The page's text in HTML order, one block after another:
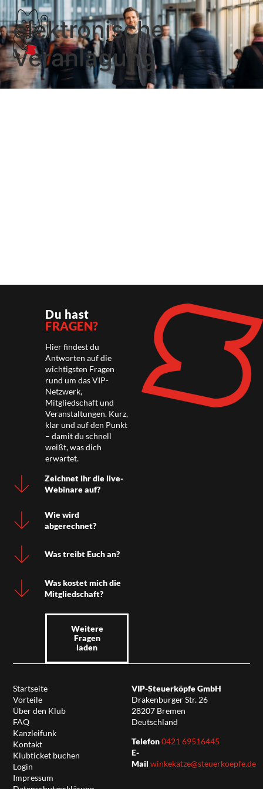
elektronische
Veranlagung
Du hast
FRAGEN?
Hier findest du
Antworten auf die
wichtigsten Fragen
rund um das VIP-
Netzwerk,
Mitgliedschaft und
Veranstaltungen. Kurz,
klar und auf den Punkt
– damit du schnell
weißt, was dich
erwartet.
Zeichnet ihr die live-
Webinare auf?
Wie wird
abgerechnet?
Was treibt Euch an?
Was kostet mich die
Mitgliedschaft?
Weitere
Fragen
laden
Startseite
Vorteile
Über den Klub
FAQ
Kanzleifunk
Kontakt
Klubticket buchen
Login
Impressum
VIP-Steuerköpfe GmbH
Drakenburger Str. 26
28207 Bremen
Deutschland
Telefon0421 69516445
E-
Mail winkekatze@steuerkoepfe.de